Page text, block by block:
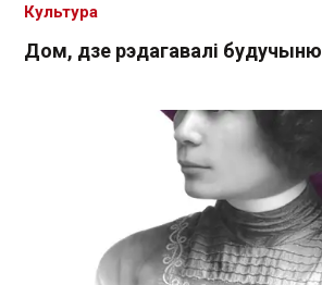
Дом, дзе рэдагавалі будучыню
Культура